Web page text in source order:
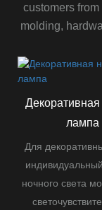
customers
molding,
Декоративная
лампа
Для
ночного света